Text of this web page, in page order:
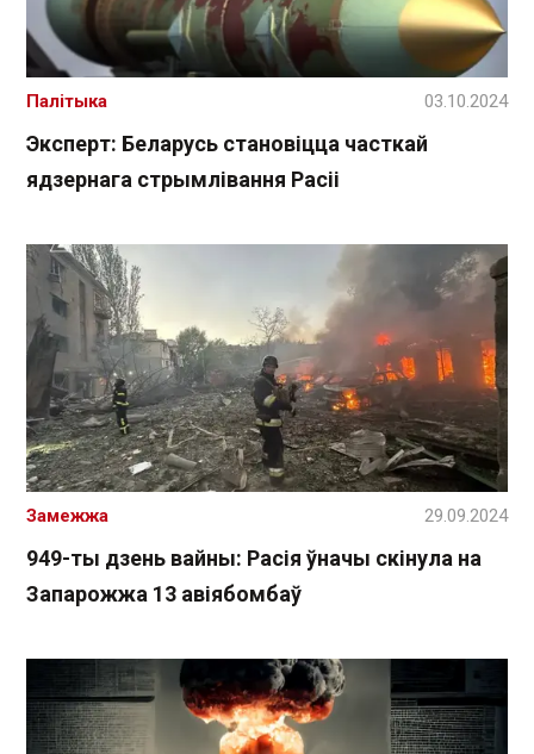
Эксперт: Беларусь становіцца часткай
ядзернага стрымлівання Расіі
Палітыка 03.10.2024
949-ты дзень вайны: Расія ўначы скінула на
Запарожжа 13 авіябомбаў
Замежжа 29.09.2024